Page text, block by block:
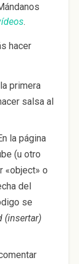
.
hacer
primera
salsa al
la página
(u otro
«object» o
del
se
(insertar)